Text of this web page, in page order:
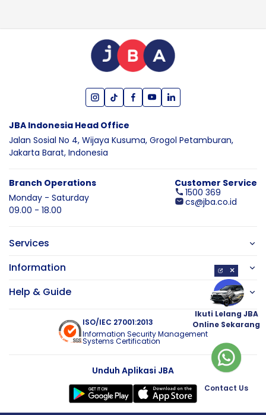
JBA Indonesia Head Office
Jalan Sosial No 4, Wijaya Kusuma, Grogol Petamburan,
Jakarta Barat, Indonesia
Branch Operations
Monday - Saturday
09.00 - 18.00
Customer Service
1500 369
cs@jba.co.id
Services
Information
Help & Guide
ISO/IEC 27001:2013
Information Security Management
Systems Certification
Unduh Aplikasi JBA
×
Ikuti Lelang JBA
Online Sekarang
Contact Us